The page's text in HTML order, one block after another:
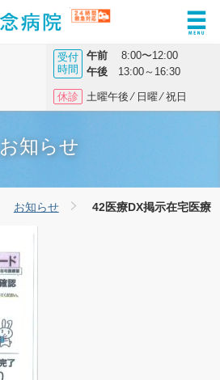
受付
時間
午前8:00〜12:00
午後13:00～16:30
休診 土曜午後 ⁄ 日曜 ⁄ 祝日
お知らせ
お知らせ 42医療DX掲示在宅医療